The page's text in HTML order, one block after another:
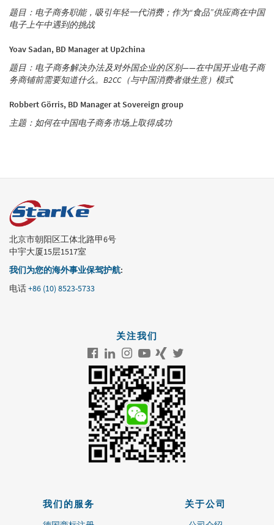
题目：电子商务职能，吸引年轻一代消费；作为“食品”供应商在中国
电子上午中遇到的挑战
Yoav Sadan, BD Manager at Up2china
题目：电子商务解决办法及对外国企业的区别——在中国开业电子商
务商铺前需要知道什么。B2CC（与中国消费者做生意）模式
Robbert Görris, BD Manager at Sovereign group
主题：如何在中国电子商务市场上取得成功
北京市朝阳区工体北路甲6号
中宇大厦15层1517室
我们为您的海外事业保驾护航:
电话+86 (10) 8523-5733
关注我们
我们的服务 关于公司